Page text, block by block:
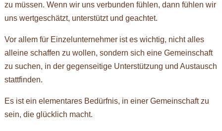
zu müssen. Wenn wir uns verbunden fühlen, dann fühlen wir
uns wertgeschätzt, unterstützt und geachtet.
Vor allem für Einzelunternehmer ist es wichtig, nicht alles
alleine schaffen zu wollen, sondern sich eine Gemeinschaft
zu suchen, in der gegenseitige Unterstützung und Austausch
stattfinden.
Es ist ein elementares Bedürfnis, in einer Gemeinschaft zu
sein, die glücklich macht.